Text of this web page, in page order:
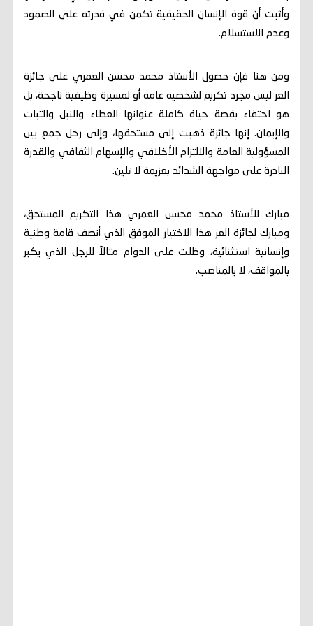
وأثبت أن قوة الإنسان الحقيقية تكمن في قدرته على الصمود
وعدم الاستسلام.
ومن هنا فإن حصول الأستاذ محمد محسن العمري على جائزة
العر ليس مجرد تكريم لشخصية عامة أو لمسيرة وظيفية ناجحة، بل
هو احتفاء بقصة حياة كاملة عنوانها العطاء والنبل والثبات
والإيمان. إنها جائزة ذهبت إلى مستحقها، وإلى رجل جمع بين
المسؤولية العامة والالتزام الأخلاقي والإسهام الثقافي والقدرة
النادرة على مواجهة الشدائد بعزيمة لا تلين.
مبارك للأستاذ محمد محسن العمري هذا التكريم المستحق،
ومبارك لجائزة العر هذا الاختيار الموفق الذي أنصف قامة وطنية
وإنسانية استثنائية، وظلت على الدوام مثالاً للرجل الذي يكبر
بالمواقف، لا بالمناصب.